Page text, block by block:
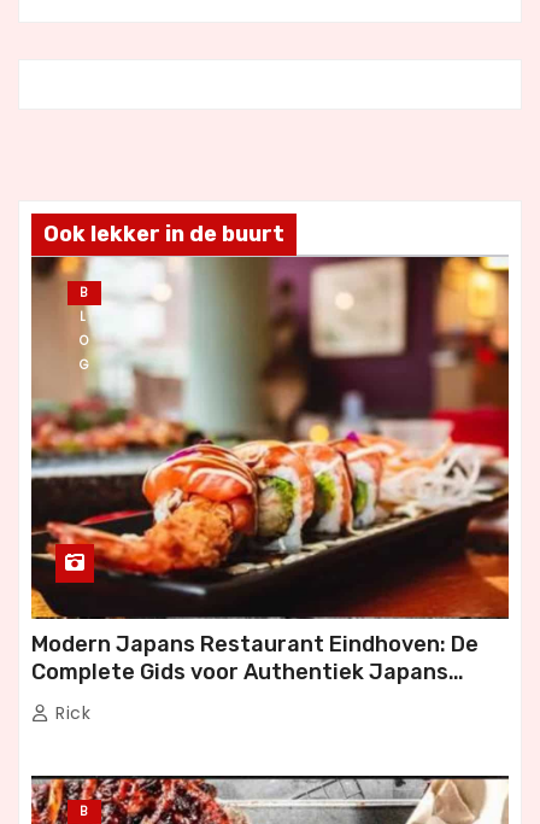
Ook lekker in de buurt
B
L
O
G
Modern Japans Restaurant Eindhoven: De
Complete Gids voor Authentiek Japans
Dineren
Rick
B